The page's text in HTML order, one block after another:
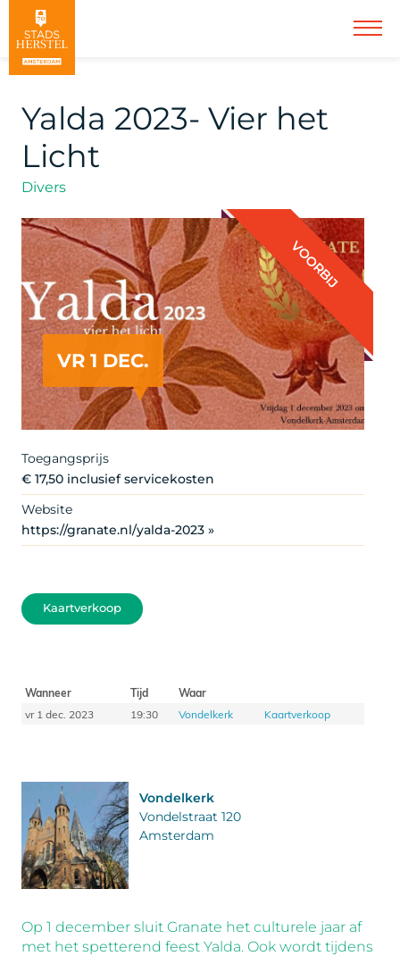
Yalda 2023- Vier het
Licht
Divers
VR 1 DEC.
VOORBIJ
Toegangsprijs
€ 17,50 inclusief servicekosten
Website
https://granate.nl/yalda-2023 »
Kaartverkoop
Wanneer Tijd
Waar
vr 1 dec. 2023
19:30 Vondelkerk Kaartverkoop
Vondelkerk
Vondelstraat 120
Amsterdam
Op 1 december sluit Granate het culturele jaar af
met het spetterend feest Yalda. Ook wordt tijdens